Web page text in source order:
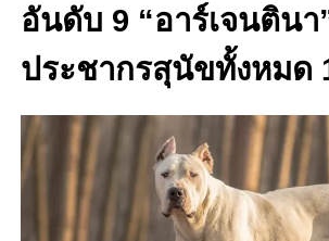
อันดับ 9 “อาร์เจนตินา
ประชากรสุนัขทั้งหมด